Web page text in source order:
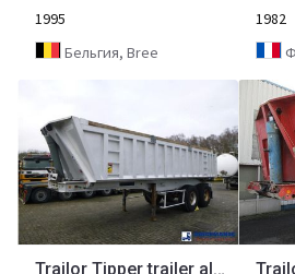
1995
Бельгия, Bree
1982
Trailor Tipper trailer alu 23 m3